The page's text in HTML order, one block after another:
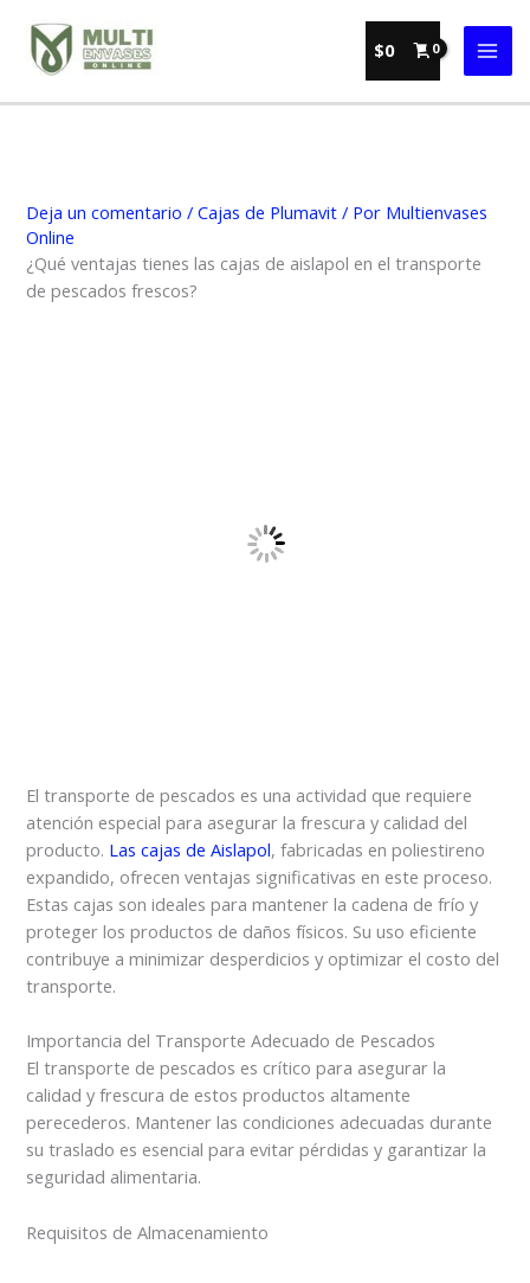
contenido
$0
Deja un comentario /Cajas de Plumavit / Por Multienvases
Online
¿Qué ventajas tienes las cajas de aislapol en el transporte
de pescados frescos?
El transporte de pescados es una actividad que requiere
atención especial para asegurar la frescura y calidad del
producto. Las cajas de Aislapol, fabricadas en poliestireno
expandido, ofrecen ventajas significativas en este proceso.
Estas cajas son ideales para mantener la cadena de frío y
proteger los productos de daños físicos. Su uso eficiente
contribuye a minimizar desperdicios y optimizar el costo del
transporte.
Importancia del Transporte Adecuado de Pescados
El transporte de pescados es crítico para asegurar la
calidad y frescura de estos productos altamente
perecederos. Mantener las condiciones adecuadas durante
su traslado es esencial para evitar pérdidas y garantizar la
seguridad alimentaria.
Requisitos de Almacenamiento